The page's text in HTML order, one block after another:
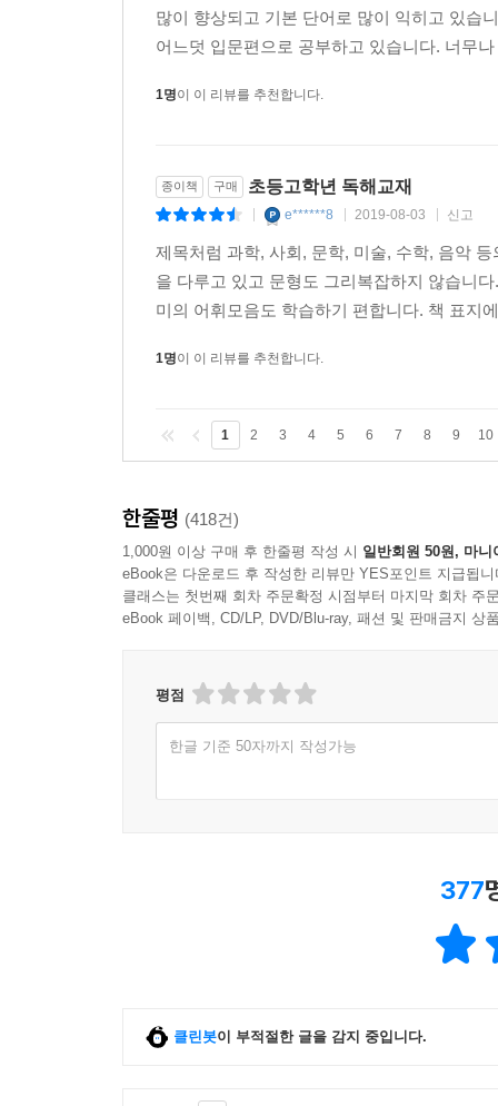
많이 향상되고 기본 단어로 많이 익히고 있습
어느덧 입문편으로 공부하고 있습니다. 너무
1명이 이 리뷰를 추천합니다.
종이책 구매 초등고학년 독해교재
e******8 2019-08-03 신고
제목처럼 과학, 사회, 문학, 미술, 수학, 음악
을 다루고 있고 문형도 그리복잡하지 않습니
미의 어휘모음도 학습하기 편합니다. 책 표지
1명이 이 리뷰를 추천합니다.
1 2 3 4 5 6 7 8 9 10
한줄평 (418건)
1,000원 이상 구매 후 한줄평 작성 시 일반회원 50원, 마니
eBook은 다운로드 후 작성한 리뷰만 YES포인트 지급됩니
클래스는 첫번째 회차 주문확정 시점부터 마지막 회차 주
eBook 페이백, CD/LP, DVD/Blu-ray, 패션 및 판매금지 상
평점
한글 기준 50자까지 작성가능
377
클린봇이 부적절한 글을 감지 중입니다.